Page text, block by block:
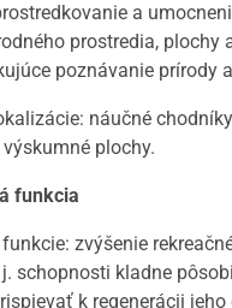
a
prostredia, plochy
poznávanie prírody
náučné
plochy.
funkcia
zvýšenie
schopnosti kladne
k regenerácii